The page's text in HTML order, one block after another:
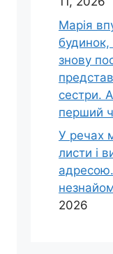
Марія
будинок,
знову
сестри.
перший
У речах
листи і
2026